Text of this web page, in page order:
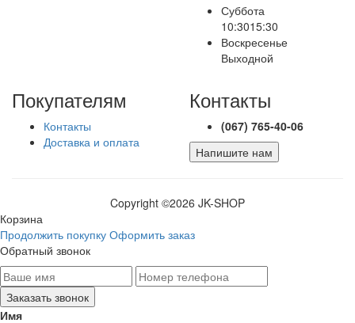
Суббота
10:3015:30
Воскресенье
Выходной
Покупателям
Контакты
Доставка и оплата
Контакты
(067) 765-40-06
Напишите нам
Copyright ©2026 JK-SHOP
Корзина
Продолжить покупку Оформить заказ
Обратный звонок
Имя